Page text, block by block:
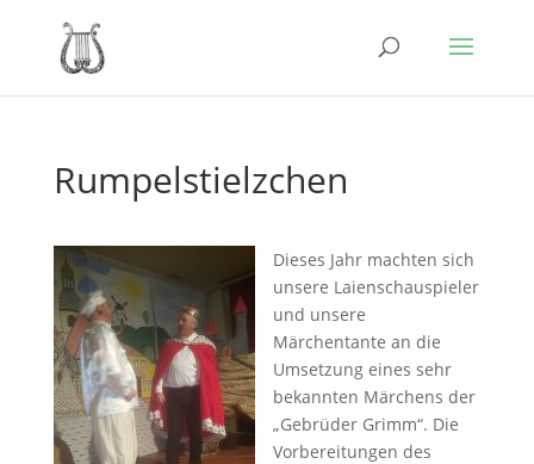
Rumpelstielzchen
Dieses Jahr machten sich
unsere Laienschauspieler
und unsere
Märchentante an die
Umsetzung eines sehr
bekannten Märchens der
„Gebrüder Grimm“. Die
Vorbereitungen des